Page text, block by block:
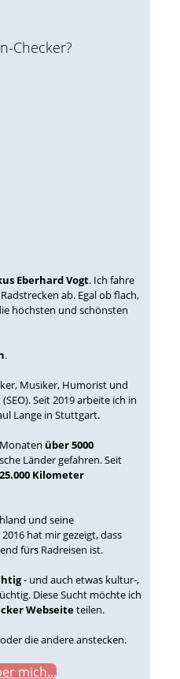
Checker?
Eberhard Vogt. Ich fahre
ab. Egal ob flach,
höchsten und schönsten
.
Musiker, Humorist und
Seit 2019 arbeite ich in
Lange in Stuttgart.
über 5000
Länder gefahren. Seit
Kilometer
und seine
hat mir gezeigt, dass
fürs Radreisen ist.
- und auch etwas kultur-,
Diese Sucht möchte ich
Webseiteteilen.
die andere anstecken.
mich...